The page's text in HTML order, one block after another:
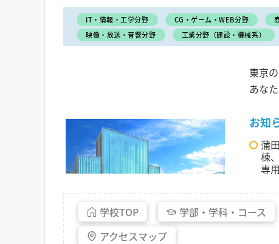
IT・情報・工学分野 CG・ゲーム・WEB分野
映像・放送・音響分野
工業分野（建設・機械系）
東京
あな
お知
蒲
棟
専
学校TOP 学部・ 学科・ コース
アクセスマップ